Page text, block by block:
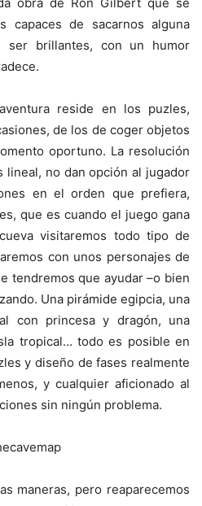
capaces de sacarnos alguna
ser brillantes, con un humor
reside en los puzles,
de los de coger objetos
oportuno. La resolución
no dan opción al jugador
en el orden que prefiera,
que es cuando el juego gana
visitaremos todo tipo de
con unos personajes de
tendremos que ayudar –o bien
Una pirámide egipcia, una
con princesa y dragón, una
tropical… todo es posible en
y diseño de fases realmente
y cualquier aficionado al
sin ningún problema.
maneras, pero reaparecemos